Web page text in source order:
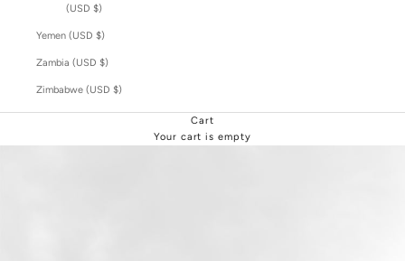
(USD $)
Yemen (USD $)
Zambia (USD $)
Zimbabwe (USD $)
Cart
Your cart is empty